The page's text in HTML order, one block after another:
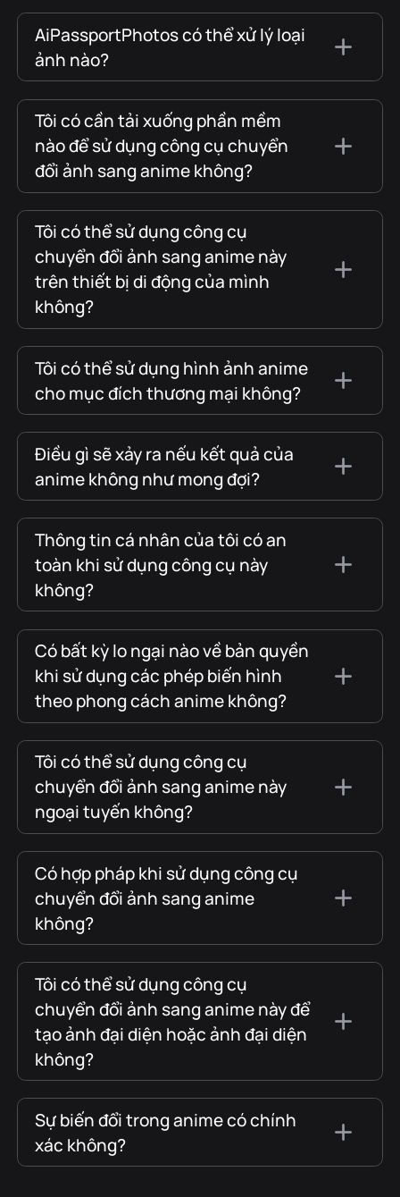
AiPassportPhotos có thể xử lý loại
ảnh nào?
Tôi có cần tải xuống phần mềm
nào để sử dụng công cụ chuyển
đổi ảnh sang anime không?
Tôi có thể sử dụng công cụ
chuyển đổi ảnh sang anime này
trên thiết bị di động của mình
không?
Tôi có thể sử dụng hình ảnh anime
cho mục đích thương mại không?
Điều gì sẽ xảy ra nếu kết quả của
anime không như mong đợi?
Thông tin cá nhân của tôi có an
toàn khi sử dụng công cụ này
không?
Có bất kỳ lo ngại nào về bản quyền
khi sử dụng các phép biến hình
theo phong cách anime không?
Tôi có thể sử dụng công cụ
chuyển đổi ảnh sang anime này
ngoại tuyến không?
Có hợp pháp khi sử dụng công cụ
chuyển đổi ảnh sang anime
không?
Tôi có thể sử dụng công cụ
chuyển đổi ảnh sang anime này để
tạo ảnh đại diện hoặc ảnh đại diện
không?
Sự biến đổi trong anime có chính
xác không?